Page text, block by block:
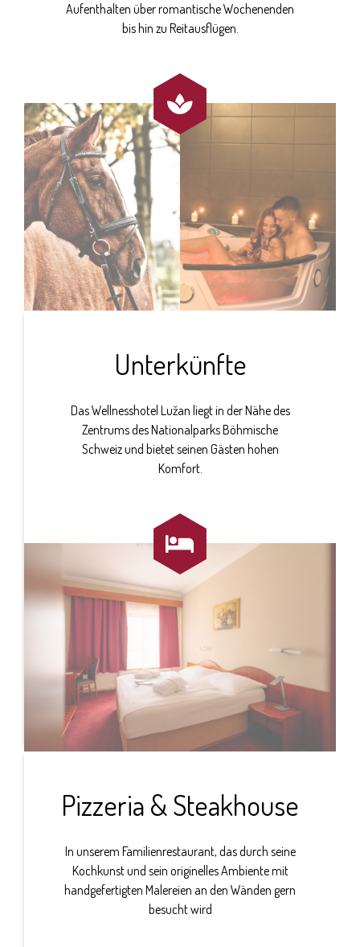
Aufenthalten über romantische Wochenenden
bis hin zu Reitausflügen.

Unterkünfte
Das Wellnesshotel Lužan liegt in der Nähe des
Zentrums des Nationalparks Böhmische
Schweiz und bietet seinen Gästen hohen
Komfort.

Pizzeria & Steakhouse
In unserem Familienrestaurant, das durch seine
Kochkunst und sein originelles Ambiente mit
handgefertigten Malereien an den Wänden gern
besucht wird